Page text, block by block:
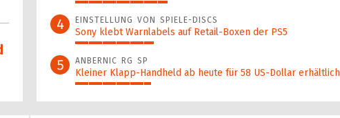
34%
4 EINSTELLUNG VON SPIELE-DISCS
Sony klebt Warnlabels auf Retail-Boxen der PS5
29%
5 ANBERNIC RG SP
Kleiner Klapp-Hand­held ab heute für 58 US-Dollar er­hält­lich
28%